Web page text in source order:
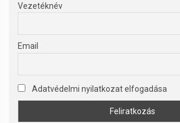
Vezetéknév
Email
Adatvédelmi nyilatkozat elfogadása